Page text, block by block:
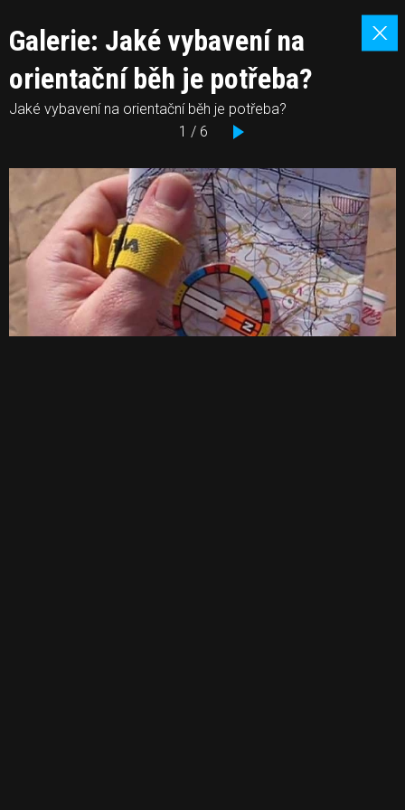
Galerie: Jaké vybavení na
orientační běh je potřeba?
Jaké vybavení na orientační běh je potřeba?
1 / 6